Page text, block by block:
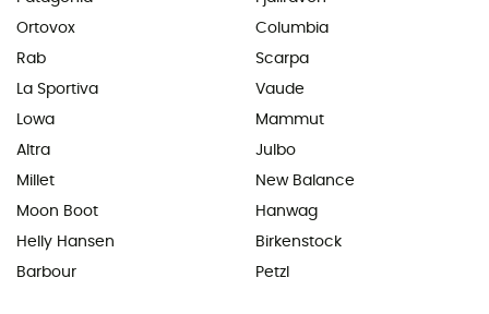
Ortovox
Rab
La Sportiva
Lowa
Altra
Millet
Moon Boot
Helly Hansen
Barbour
Columbia
Scarpa
Vaude
Mammut
Julbo
New Balance
Hanwag
Birkenstock
Petzl